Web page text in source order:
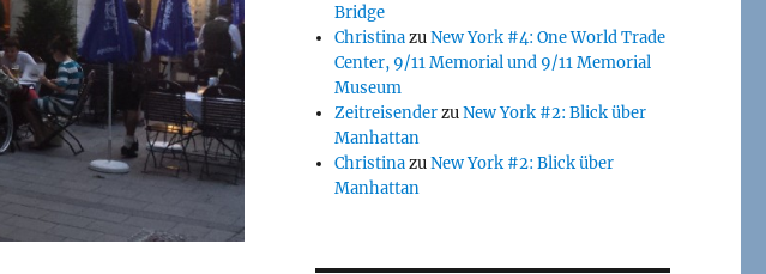
Bridge
ChristinazuNew York #4: One World Trade
Center, 9/11 Memorial und 9/11 Memorial
Museum
ZeitreisenderzuNew York #2: Blick über
Manhattan
ChristinazuNew York #2: Blick über
Manhattan